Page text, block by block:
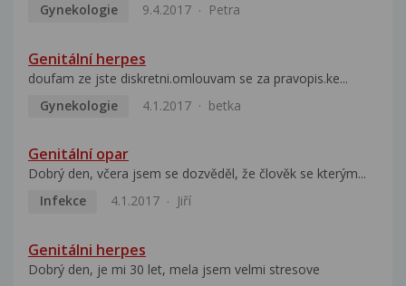
Gynekologie
9.4.2017 Petra
Genitální herpes
doufam ze jste diskretni.omlouvam se za pravopis.ke...
Gynekologie
4.1.2017 betka
Genitální opar
Dobrý den, včera jsem se dozvěděl, že člověk se kterým...
Infekce
4.1.2017 Jiří
Genitálni herpes
Dobrý den, je mi 30 let, mela jsem velmi stresove